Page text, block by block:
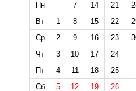
Пн
7 14 21
Вт
1 8 15 22
Ср
2 9 16 23
Чт
3 10 17
24
Пт
4 11 18
25
Сб
5 12 19
26